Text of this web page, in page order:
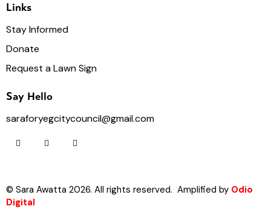
Links
Stay Informed
Donate
Request a Lawn Sign
Say Hello
saraforyegcitycouncil@gmail.com
© Sara Awatta 2026. All rights reserved. Amplified by Odio
Digital